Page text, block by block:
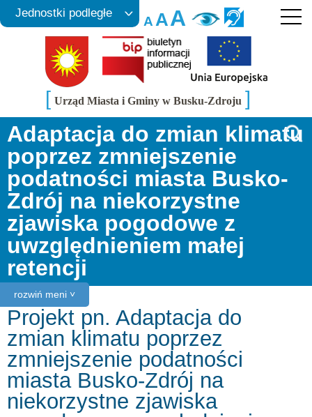
AAA
Jednostki podległe
[ Urząd Miasta i Gminy w Busku-Zdroju ]
rozwiń meni ˅
Adaptacja do zmian klimatu
poprzez zmniejszenie
podatności miasta Busko-
Zdrój na niekorzystne
zjawiska pogodowe z
uwzględnieniem małej
retencji
Projekt pn. Adaptacja do
zmian klimatu poprzez
zmniejszenie podatności
miasta Busko-Zdrój na
niekorzystne zjawiska